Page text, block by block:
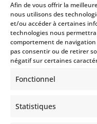
Afin de vous offrir la
nous utilisons des
et/ou accéder à certaines
technologies nous
comportement de
pas consentir ou de retirer
négatif sur certaines
Fonctionnel
Statistiques
Si vous
des
que nous
abonnez-
de nos MMS.